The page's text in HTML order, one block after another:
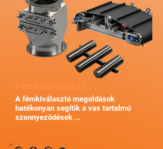
A fémkiválasztó megoldások
hatékonyan segítik a vas tartalmú
szennyeződések ...